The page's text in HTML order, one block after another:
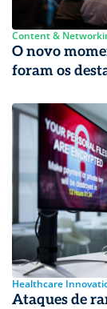
Content &
O novo
foram os
Healthcare
Ataques de